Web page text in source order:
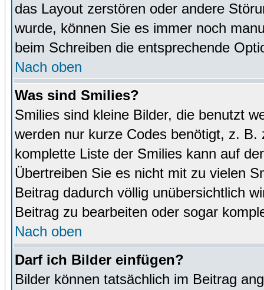
das Layout zerstören oder andere
wurde, können Sie es immer noch
beim Schreiben die entsprechende
Nach oben
Was sind Smilies?
Smilies sind kleine Bilder, die benutzt
werden nur kurze Codes benötigt, z.
komplette Liste der Smilies kann auf
Übertreiben Sie es nicht mit zu vielen
Beitrag dadurch völlig unübersichtlich
Beitrag zu bearbeiten oder sogar
Nach oben
Darf ich Bilder einfügen?
Bilder können tatsächlich im Beitrag